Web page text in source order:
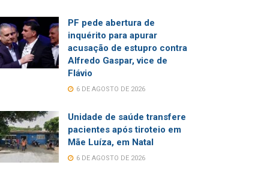
PF pede abertura de
inquérito para apurar
acusação de estupro contra
Alfredo Gaspar, vice de
Flávio
6 DE AGOSTO DE 2026
Unidade de saúde transfere
pacientes após tiroteio em
Mãe Luíza, em Natal
6 DE AGOSTO DE 2026